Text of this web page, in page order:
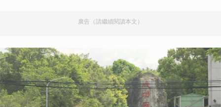
廣告（請繼續閱讀本文）